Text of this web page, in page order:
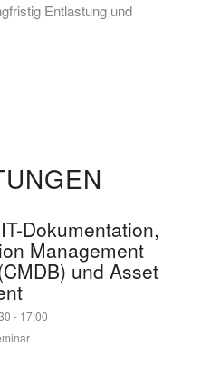
Entlastung und
Dokumentation,
Management
und Asset
- 17:00